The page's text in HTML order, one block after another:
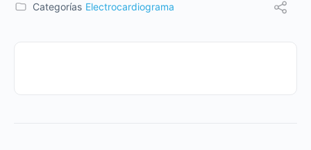
Categorías Electrocardiograma